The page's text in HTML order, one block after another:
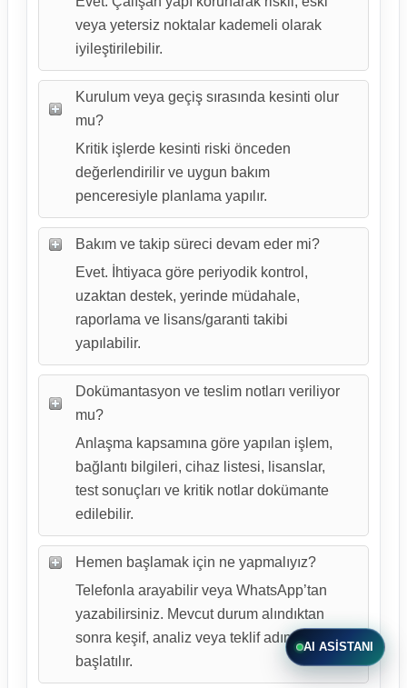
veya yetersiz noktalar kademeli olarak
iyileştirilebilir.
Kurulum veya geçiş sırasında kesinti olur
mu?
Kritik işlerde kesinti riski önceden
değerlendirilir ve uygun bakım
penceresiyle planlama yapılır.
Bakım ve takip süreci devam eder mi?
Evet. İhtiyaca göre periyodik kontrol,
uzaktan destek, yerinde müdahale,
raporlama ve lisans/garanti takibi
yapılabilir.
Dokümantasyon ve teslim notları veriliyor
mu?
Anlaşma kapsamına göre yapılan işlem,
bağlantı bilgileri, cihaz listesi, lisanslar,
test sonuçları ve kritik notlar dokümante
edilebilir.
Hemen başlamak için ne yapmalıyız?
Telefonla arayabilir veya WhatsApp’tan
yazabilirsiniz. Mevcut durum alındıktan
sonra keşif, analiz veya teklif adımı
başlatılır.
AI ASISTANI